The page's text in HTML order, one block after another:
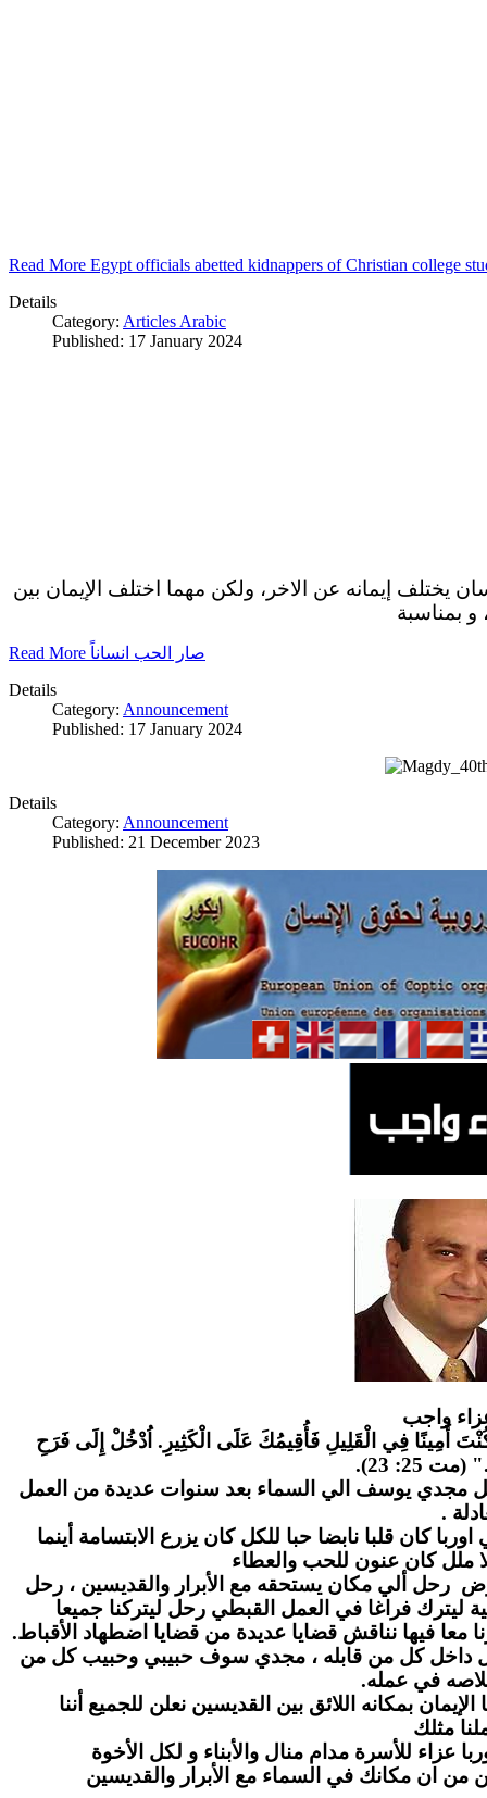
Read More Egypt officials abetted kidnappers of Christian college
Details
Category: Articles Arabic
Published: 17 January 2024
يختلف إيمانه عن الاخر، ولكن مهما اختلف الإيمان بين
و بمناسبة
Read More صار الحب انساناً
Details
Category: Announcement
Published: 17 January 2024
Details
Category: Announcement
Published: 21 December 2023
واجب
أَمِينًا فِي الْقَلِيلِ فَأُقِيمُكَ عَلَى الْكَثِيرِ. اُدْخُلْ إِلَى فَرَحِ
25: 23).
مجدي يوسف الي السماء بعد سنوات عديدة من العمل
.
كان قلبا نابضا حبا للكل كان يزرع الابتسامة أينما
ملل كان عنون للحب والعطاء
رحل ألي مكان يستحقه مع الأبرار والقديسين ، رحل
ليترك فراغا في العمل القبطي رحل ليتركنا جميعا
فيها نناقش قضايا عديدة من قضايا اضطهاد الأقباط.
داخل كل من قابله ، مجدي سوف حبيبي وحبيب كل من
في عمله.
بمكانه اللائق بين القديسين نعلن للجميع أننا
مثلك
عزاء للأسرة مدام منال والأبناء و لكل الأخوة
من ان مكانك في السماء مع الأبرار والقديسين